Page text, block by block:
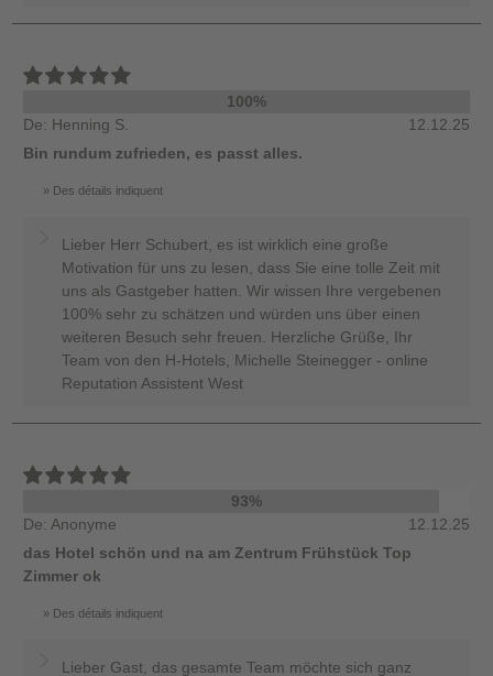
100%
De: Henning S.
12.12.25
Bin rundum zufrieden, es passt alles.
Des détails indiquent
Lieber Herr Schubert, es ist wirklich eine große
Motivation für uns zu lesen, dass Sie eine tolle Zeit mit
uns als Gastgeber hatten. Wir wissen Ihre vergebenen
100% sehr zu schätzen und würden uns über einen
weiteren Besuch sehr freuen. Herzliche Grüße, Ihr
Team von den H-Hotels, Michelle Steinegger - online
Reputation Assistent West
93%
De: Anonyme
12.12.25
das Hotel schön und na am Zentrum Frühstück Top
Zimmer ok
Des détails indiquent
Lieber Gast, das gesamte Team möchte sich ganz